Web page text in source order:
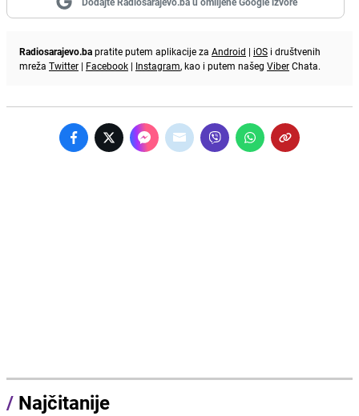
Radiosarajevo.bapratite putem aplikacije za Android | iOS i društvenih
mreža Twitter | Facebook | Instagram, kao i putem našeg ViberChata.
/ Najčitanije